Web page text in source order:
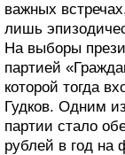
важных
лишь
На выборы
партией
которой тогда
Гудков. Одним
партии стало
рублей в год на